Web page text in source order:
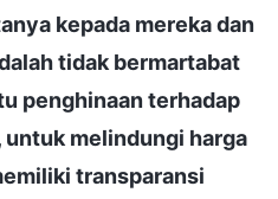
kepada mereka dan
tidak bermartabat
penghinaan terhadap
untuk melindungi harga
transparansi